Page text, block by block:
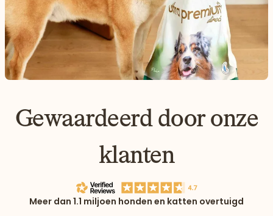
Gewaardeerd door onze
klanten
Meer dan 1.1 miljoen honden en katten overtuigd